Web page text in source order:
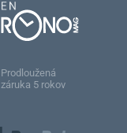
Prodloužená
záruka 5 rokov